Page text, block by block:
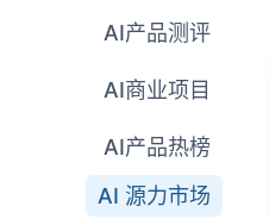
AI产品测评
AI商业项目
AI产品热榜
AI 源力市场